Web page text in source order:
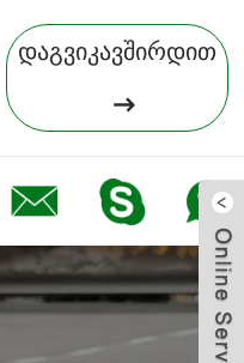
დაგვიკავშირდით